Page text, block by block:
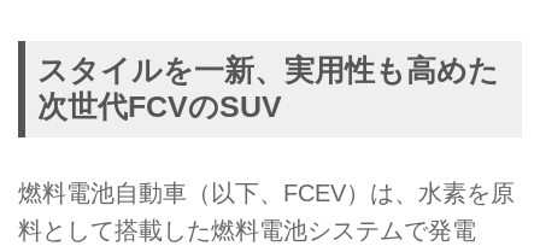
スタイルを一新、実用性も高めた
次世代FCVのSUV
燃料電池自動車（以下、FCEV）は、水素を原
料として搭載した燃料電池システムで発電